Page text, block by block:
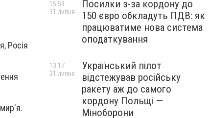
Росія
Посилки з-за кордону до
150 євро обкладуть ПДВ: як
працюватиме нова система
оподаткування
15:59
31 липня
Український пілот
відстежував російську
ракету аж до самого
кордону Польщі —
Міноборони
13:17
31 липня